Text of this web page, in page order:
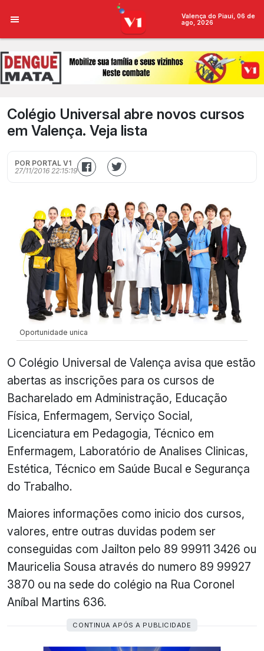
Valença do Piauí, 06 de
ago, 2026
Colégio Universal abre novos cursos
em Valença. Veja lista
POR PORTAL V1
27/11/2016 22:15:19
Oportunidade unica
O Colégio Universal de Valença avisa que estão
abertas as inscrições para os cursos de
Bacharelado em Administração, Educação
Física, Enfermagem, Serviço Social,
Licenciatura em Pedagogia, Técnico em
Enfermagem, Laboratório de Analises Clinicas,
Estética, Técnico em Saúde Bucal e Segurança
do Trabalho.
Maiores informações como inicio dos cursos,
valores, entre outras duvidas podem ser
conseguidas com Jailton pelo 89 99911 3426 ou
Mauricelia Sousa através do numero 89 99927
3870 ou na sede do colégio na Rua Coronel
Aníbal Martins 636.
CONTINUA APÓS A PUBLICIDADE